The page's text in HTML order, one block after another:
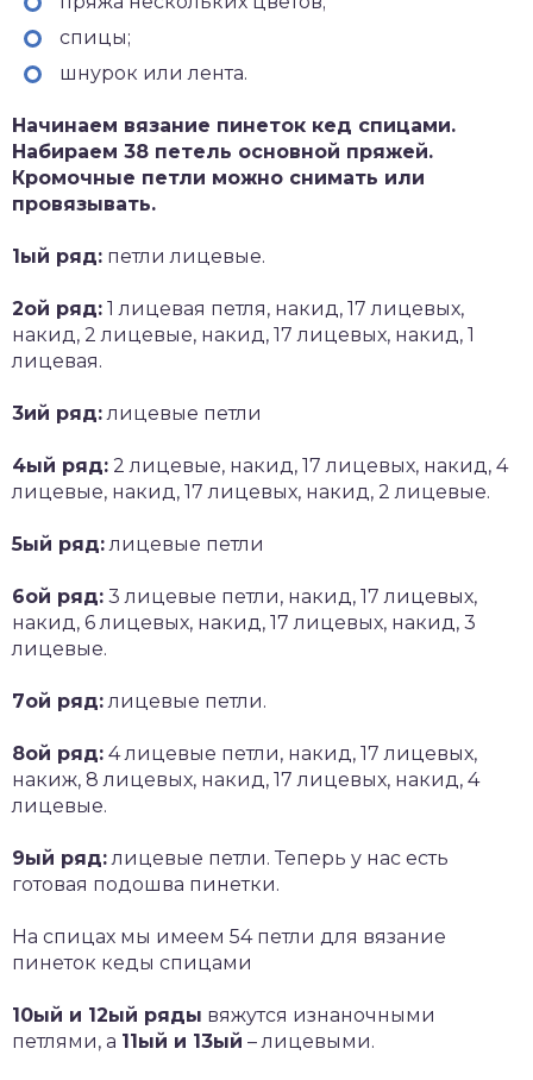
спицы;
шнурок или лента.
Начинаем вязание пинеток кед спицами.
Набираем 38 петель основной пряжей.
Кромочные петли можно снимать или
провязывать.
1ый ряд: петли лицевые.
2ой ряд: 1 лицевая петля, накид, 17 лицевых,
накид, 2 лицевые, накид, 17 лицевых, накид, 1
лицевая.
3ий ряд: лицевые петли
4ый ряд: 2 лицевые, накид, 17 лицевых, накид, 4
лицевые, накид, 17 лицевых, накид, 2 лицевые.
5ый ряд: лицевые петли
6ой ряд: 3 лицевые петли, накид, 17 лицевых,
накид, 6 лицевых, накид, 17 лицевых, накид, 3
лицевые.
7ой ряд: лицевые петли.
8ой ряд: 4 лицевые петли, накид, 17 лицевых,
накиж, 8 лицевых, накид, 17 лицевых, накид, 4
лицевые.
9ый ряд: лицевые петли. Теперь у нас есть
готовая подошва пинетки.
На спицах мы имеем 54 петли для вязание
пинеток кеды спицами
10ый и 12ый ряды вяжутся изнаночными
петлями, а 11ый и 13ый – лицевыми.